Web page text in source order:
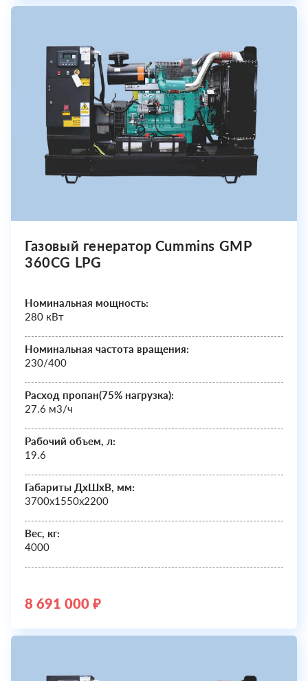
Газовый генератор Cummins GMP
360CG LPG
Номинальная мощность:
280 кВт
Номинальная частота вращения:
230/400
Расход пропан(75% нагрузка):
27.6 м3/ч
Рабочий объем, л:
19.6
Габариты ДхШxВ, мм:
3700х1550х2200
Вес, кг:
4000
8 691 000 ₽